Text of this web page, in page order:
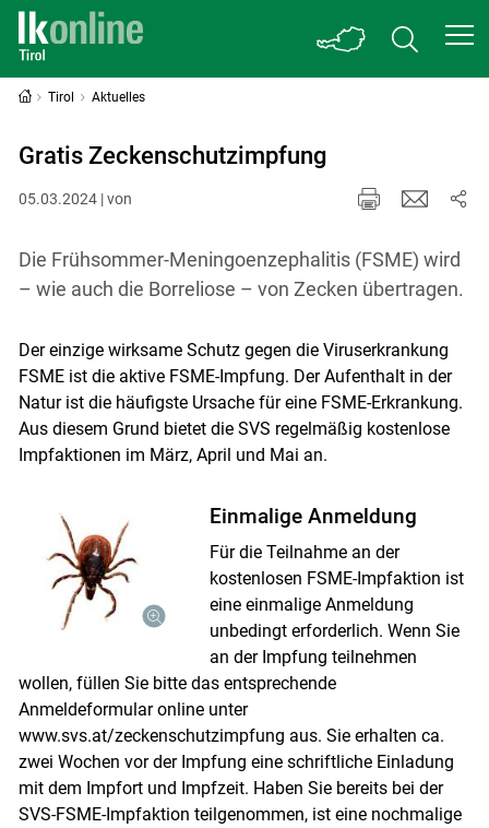
Tirol Aktuelles
Gratis Zeckenschutzimpfung
05.03.2024 | von
Die Frühsommer-Meningoenzephalitis (FSME) wird
– wie auch die Borreliose – von Zecken übertragen.
Der einzige wirksame Schutz gegen die Viruserkrankung
FSME ist die aktive FSME-Impfung. Der Aufenthalt in der
Natur ist die häufigste Ursache für eine FSME-Erkrankung.
Aus diesem Grund bietet die SVS regelmäßig kostenlose
Impfaktionen im März, April und Mai an.
Einmalige Anmeldung
Für die Teilnahme an der
kostenlosen FSME-Impfaktion ist
eine einmalige Anmeldung
unbedingt erforderlich. Wenn Sie
an der Impfung teilnehmen
wollen, füllen Sie bitte das entsprechende
Anmeldeformular online unter
www.svs.at/zeckenschutzimpfung aus. Sie erhalten ca.
zwei Wochen vor der Impfung eine schriftliche Einladung
mit dem Impfort und Impfzeit. Haben Sie bereits bei der
SVS-FSME-Impfaktion teilgenommen, ist eine nochmalige